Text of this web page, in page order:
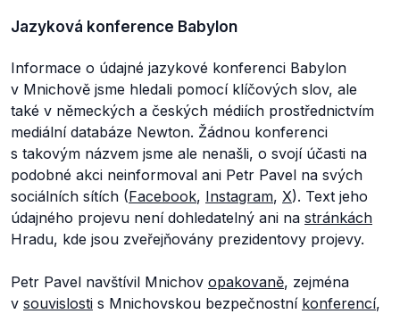
Jazyková konference Babylon
Informace o údajné jazykové konferenci Babylon
v Mnichově jsme hledali pomocí klíčových slov, ale
také v německých a českých médiích prostřednictvím
mediální databáze Newton. Žádnou konferenci
s takovým názvem jsme ale nenašli, o svojí účasti na
podobné akci neinformoval ani Petr Pavel na svých
sociálních sítích (Facebook, Instagram, X). Text jeho
údajného projevu není dohledatelný ani na stránkách
Hradu, kde jsou zveřejňovány prezidentovy projevy.
Petr Pavel navštívil Mnichov opakovaně, zejména
v souvislosti s Mnichovskou bezpečnostní konferencí,